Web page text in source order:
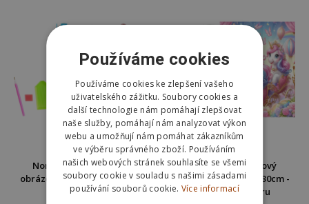
Norimpex Diamantový
obrázek malování 23x30cm -
Růžový pejsek
Norimpex Diamantový
obrázek malování 23x30cm -
Jednorožci v kočáru
Používáme cookies
Používáme cookies ke zlepšení vašeho
uživatelského zážitku. Soubory cookies a
další technologie nám pomáhají zlepšovat
naše služby, pomáhají nám analyzovat výkon
webu a umožňují nám pomáhat zákazníkům
ve výběru správného zboží. Používáním
našich webových stránek souhlasíte se všemi
soubory cookie v souladu s našimi zásadami
používání souborů cookie. Více informací